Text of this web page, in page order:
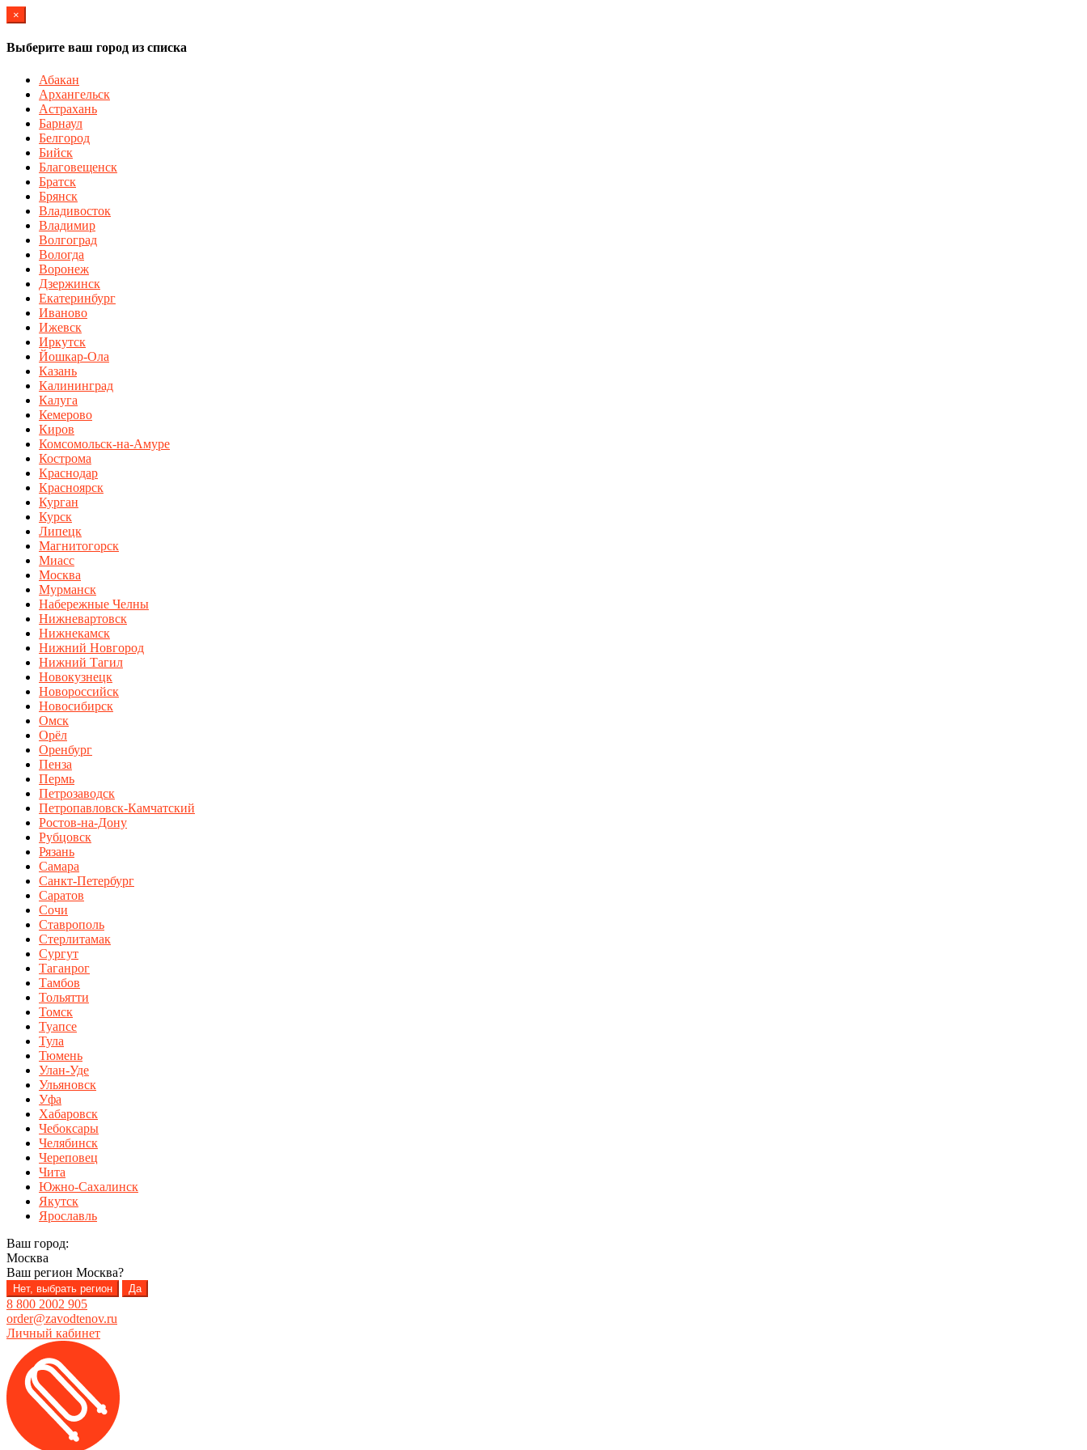
×
Выберите ваш город из списка
Абакан
Архангельск
Астрахань
Барнаул
Белгород
Бийск
Благовещенск
Братск
Брянск
Владивосток
Владимир
Волгоград
Вологда
Воронеж
Дзержинск
Екатеринбург
Иваново
Ижевск
Иркутск
Йошкар-Ола
Казань
Калининград
Калуга
Кемерово
Киров
Комсомольск-на-Амуре
Кострома
Краснодар
Красноярск
Курган
Курск
Липецк
Магнитогорск
Миасс
Москва
Мурманск
Набережные Челны
Нижневартовск
Нижнекамск
Нижний Новгород
Нижний Тагил
Новокузнецк
Новороссийск
Новосибирск
Омск
Орёл
Оренбург
Пенза
Пермь
Петрозаводск
Петропавловск-Камчатский
Ростов-на-Дону
Рубцовск
Рязань
Самара
Санкт-Петербург
Саратов
Сочи
Ставрополь
Стерлитамак
Сургут
Таганрог
Тамбов
Тольятти
Томск
Туапсе
Тула
Тюмень
Улан-Уде
Ульяновск
Уфа
Хабаровск
Чебоксары
Челябинск
Череповец
Чита
Южно-Сахалинск
Якутск
Ярославль
Ваш город:
Москва
Ваш регион Москва?
Нет, выбрать регион Да
8 800 2002 905
order@zavodtenov.ru
Личный кабинет
Перейти
навигации
Перейти
содержимому